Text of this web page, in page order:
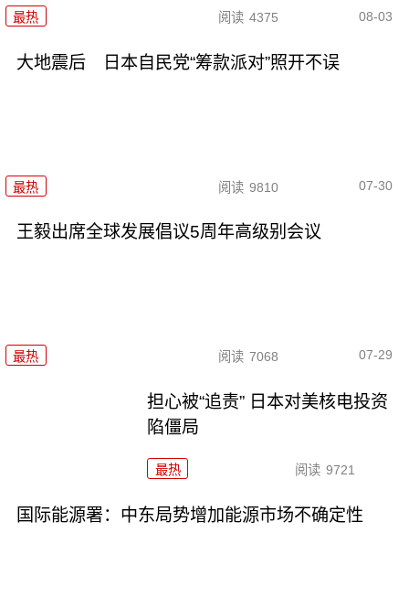
最热 阅读 4375 08-03
大地震后 日本自民党“筹款派对”照开不误
最热 阅读 9810 07-30
王毅出席全球发展倡议5周年高级别会议
最热 阅读 7068 07-29
担心被“追责” 日本对美核电投资
陷僵局
最热 阅读 9721
国际能源署：中东局势增加能源市场不确定性